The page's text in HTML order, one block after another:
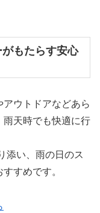
もたらす安心
ウトドアなどあら
雨天時でも快適に行
添い、雨の日のス
すめです。